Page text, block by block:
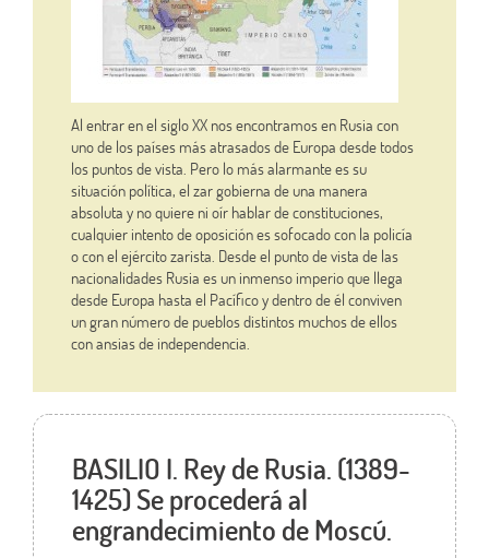
Al entrar en el siglo XX nos encontramos en Rusia con
uno de los países más atrasados de Europa desde todos
los puntos de vista. Pero lo más alarmante es su
situación política, el zar gobierna de una manera
absoluta y no quiere ni oír hablar de constituciones,
cualquier intento de oposición es sofocado con la policía
o con el ejército zarista. Desde el punto de vista de las
nacionalidades Rusia es un inmenso imperio que llega
desde Europa hasta el Pacífico y dentro de él conviven
un gran número de pueblos distintos muchos de ellos
con ansias de independencia.
BASILIO I. Rey de Rusia. (1389-
1425) Se procederá al
engrandecimiento de Moscú.